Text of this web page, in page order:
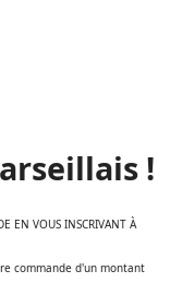
!
EN VOUS INSCRIVANT À
commande d'un montant